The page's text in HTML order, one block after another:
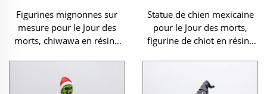
Figurines mignonnes sur
mesure pour le Jour des
morts, chiwawa en résine
Statue de chien mexicaine
pour le Jour des morts,
figurine de chiot en résine